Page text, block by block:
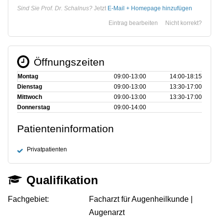
Sind Sie Prof. Dr. Schalnus? Jetzt E-Mail + Homepage hinzufügen
Nicht korrekt?
Eintrag bearbeiten
Öffnungszeiten
Montag 09:00‑13:00
14:00‑18:15
Dienstag
09:00‑13:00
13:30‑17:00
Mittwoch
09:00‑13:00
13:30‑17:00
Donnerstag
09:00‑14:00
Patienteninformation
Privatpatienten
Qualifikation
Fachgebiet:
Facharzt für Augenheilkunde |
Augenarzt